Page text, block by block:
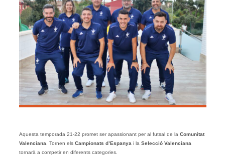
Aquesta temporada 21-22 promet ser apassionant per al futsal de la Comunitat
Valenciana . Tornen els Campionats d’Espanya i la Selecció Valenciana
tornarà a competir en diferents categories.